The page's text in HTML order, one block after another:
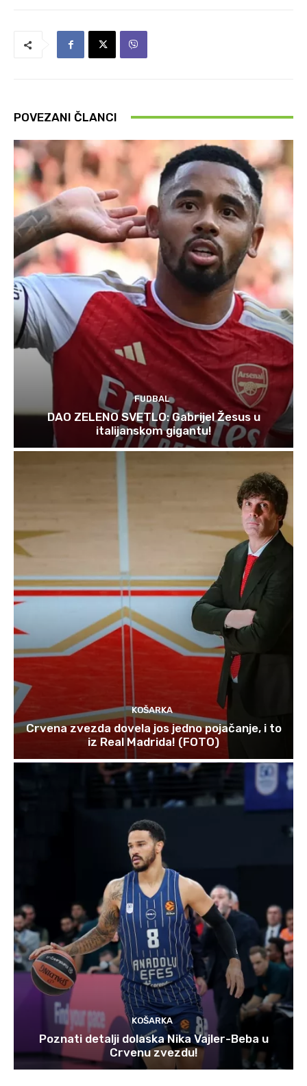
POVEZANI ČLANCI
FUDBAL
DAO ZELENO SVETLO: Gabrijel Žesus u
italijanskom gigantu!
KOŠARKA
Crvena zvezda dovela jos jedno pojačanje, i to
iz Real Madrida! (FOTO)
KOŠARKA
Poznati detalji dolaska Nika Vajler-Beba u
Crvenu zvezdu!